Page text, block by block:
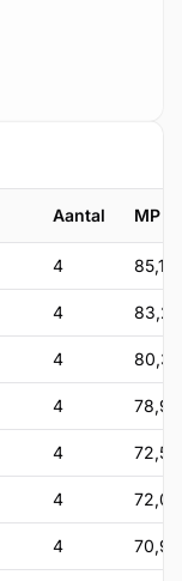
Aantal MP
4 85,1
4 83,22
4 80,39
4 78,95
4 72,54
4 72,02
4 70,96